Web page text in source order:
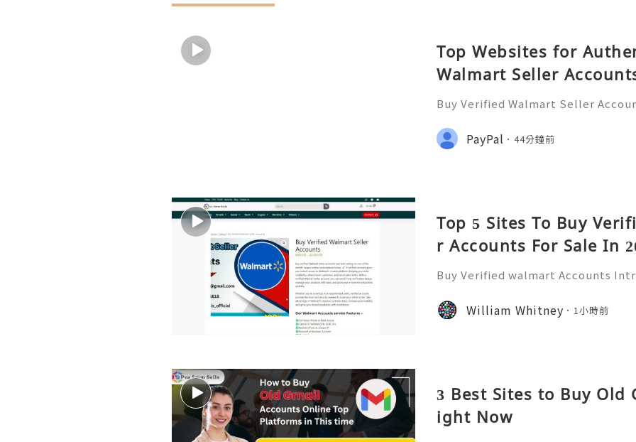
Top Websites for
Walmart Seller
Buy Verified Walmart Seller
lmart has emerged as a
ding a platform for
PayPal 44分鐘前
Top 5 Sites To Buy
r Accounts For Sale In
Buy Verified walmart Accounts
has become a staple for millions.
of the largest retailers
William Whitney 1小時前
3 Best Sites to Buy Old
ight Now